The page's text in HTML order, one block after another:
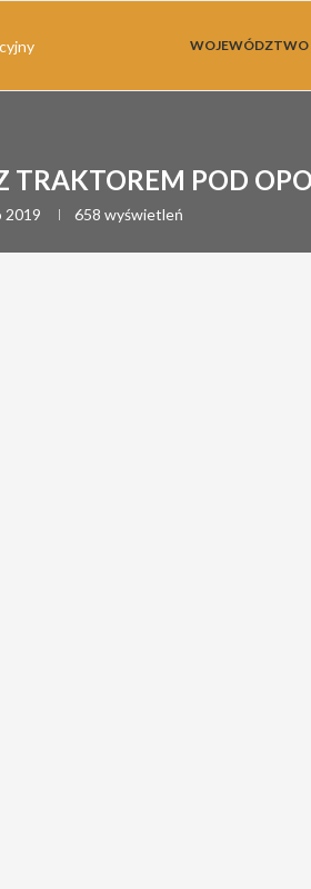
WOJEWÓDZTWO
TRAKTOREM POD
2019 658 wyświetleń